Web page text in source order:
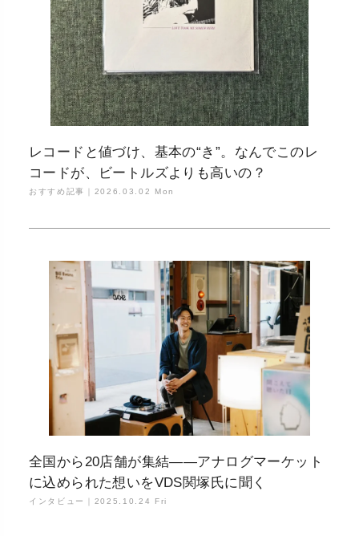
レコードと値づけ、基本の“き”。なんでこのレ
コードが、ビートルズよりも高いの？
おすすめ記事｜ 2026.03.02 Mon
全国から20店舗が集結——アナログマーケット
に込められた想いをVDS関塚氏に聞く
インタビュー｜ 2025.10.24 Fri